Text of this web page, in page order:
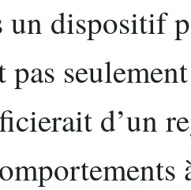
un dispositif
pas
d’un